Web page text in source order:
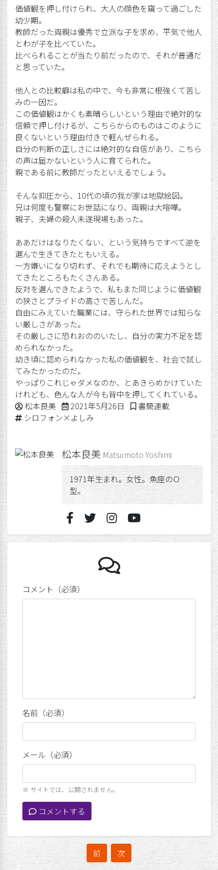
価値観を押し付けられ、大人の顔色を窺って過ごした
幼少期。
教師だった両親は優秀で立派な子を求め、平気で他人
とわが子を比べていた。
比べられることが当たり前だったので、それが普通だ
と思っていた。
他人との比較癖は私の中で、今も非常に根強くて苦し
みの一因だ。
この価値観はかくも素晴らしいという理由で絶対的な
信頼で押し付けるが、こちらからのものはこのように
良くないという理由付きで軽んぜられる。
自分の判断の正しさには絶対的な自信があり、こちら
の声は届かないという人に育てられた。
親である前に教師だったといえるでしょう。
そんな抑圧から、10代の頃の我が家は地獄絵図。
兄は何度も警察にお世話になり、両親は大喧嘩。
親子、夫婦の殺人未遂現場もあった。
ああだけはなりたくない、という気持ちですべて逆を
選んで生きてきたともいえる。
一方嫌いになり切れず、それでも期待に応えようとし
てきたところもたくさんある。
反対を選んできたようで、私もまた同じように価値観
の狭さとプライドの高さで苦しんだ。
自由にみえていた職業には、守られた世界では知らな
い厳しさがあった。
その厳しさに恐れおののいたし、自分の実力不足を認
められなかった。
幼き頃に認められなかった私の価値観を、社会で試し
てみたかったのだ。
やっぱりこれじゃダメなのか、とあきらめかけていた
けれども、色んな人が今も背中を押してくれている。
Posted by
松本良美 2021年5月26日 2021年5月26日
Posted in
書簡連載
Tags:
シロフォン×よしみ
松本良美 Matsumoto Yoshimi
1971年生まれ。女性。魚座のＯ
型。
往復書簡
コメント（必須）
名前（必須）
メール（必須）
※ サイトでは、公開されません。
コメントする
前 次